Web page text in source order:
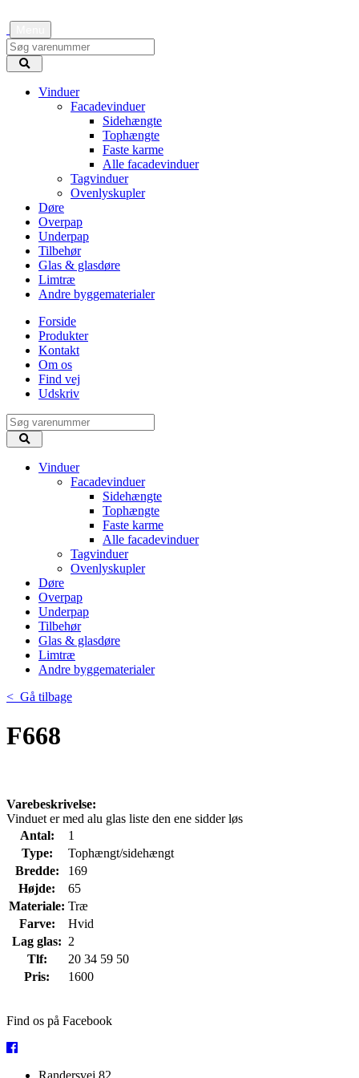
Vinduer
Facadevinduer
Sidehængte
Tophængte
Faste karme
Alle facadevinduer
Tagvinduer
Ovenlyskupler
Døre
Overpap
Underpap
Tilbehør
Glas & glasdøre
Limtræ
Andre byggematerialer
Forside
Produkter
Kontakt
Om os
Find vej
Udskriv
Vinduer
Facadevinduer
Sidehængte
Tophængte
Faste karme
Alle facadevinduer
Tagvinduer
Ovenlyskupler
Døre
Overpap
Underpap
Tilbehør
Glas & glasdøre
Limtræ
Andre byggematerialer
< Gå tilbage
F668
Varebeskrivelse:
Vinduet er med alu glas liste den ene sidder løs
Antal:
1
Type:
Tophængt/sidehængt
Bredde:
169
Højde:
65
Materiale: Træ
Farve:
Hvid
Lag glas: 2
Tlf:
20 34 59 50
Pris:
1600
Find os på Facebook
Randersvej 82